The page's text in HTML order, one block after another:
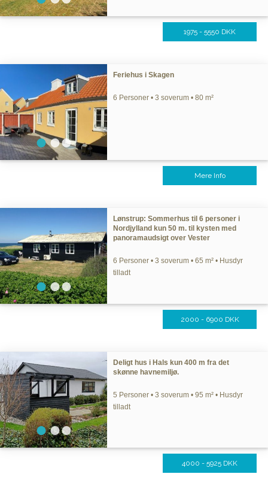
1975 - 5550 DKK
Feriehus i Skagen
6 Personer • 3 soverum • 80 m²
Mere Info
Lønstrup: Sommerhus til 6 personer i
Nordjylland kun 50 m. til kysten med
panoramaudsigt over Vester
6 Personer • 3 soverum • 65 m² • Husdyr
tilladt
2000 - 6900 DKK
Deligt hus i Hals kun 400 m fra det
skønne havnemiljø.
5 Personer • 3 soverum • 95 m² • Husdyr
tilladt
4000 - 5925 DKK